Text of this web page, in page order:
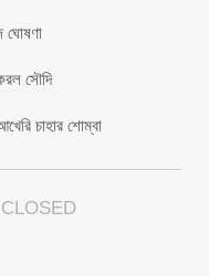
ঘোষণা
সৌদি
চাহার শোম্বা